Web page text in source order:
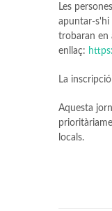
Les
apuntar-
trobaran en
enllaç:
La
Aquesta
locals.